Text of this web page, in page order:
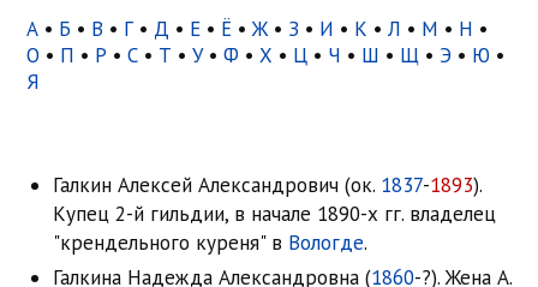
А • Б • В • Г• Д • Е • Ё •Ж• З • И • К •Л • М • Н •
О • П • Р •С • Т •У•Ф •Х • Ц • Ч • Ш • Щ • Э • Ю •
Я
Галкин Алексей Александрович (ок. 1837-1893).
Купец 2-й гильдии, в начале 1890-х гг. владелец
"крендельного куреня" в Вологде.
Галкина Надежда Александровна (1860-?). Жена А.